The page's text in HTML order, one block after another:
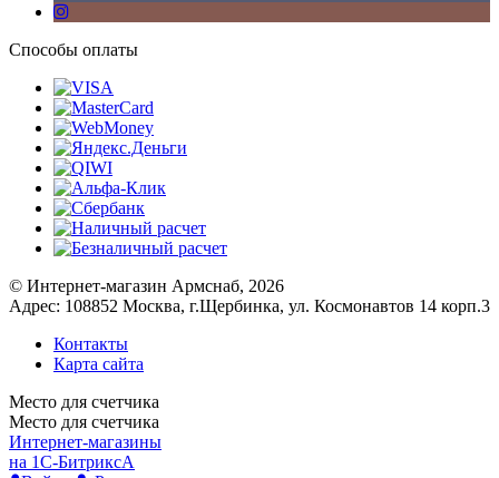
Способы оплаты
© Интернет-магазин Армснаб, 2026
Адрес: 108852 Москва, г.Щербинка, ул. Космонавтов 14 корп.3
Контакты
Карта сайта
Место для счетчика
Место для счетчика
Интернет-магазины
на 1С-БитриксA